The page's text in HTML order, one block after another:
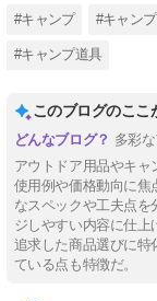
#キャンプ #キャン
#キャンプ道具
このブログのここ
多彩
アウトドア用品やキ
使用例や価格動向に焦
なスペックや工夫点を
ジしやすい内容に仕上
追求した商品選びに特
ている点も特徴だ。